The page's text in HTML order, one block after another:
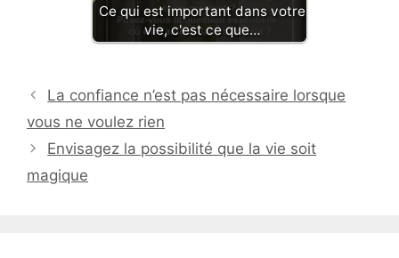
Ce qui est important dans votre
vie, c'est ce que…
La confiance n’est pas nécessaire lorsque
vous ne voulez rien
Envisagez la possibilité que la vie soit
magique